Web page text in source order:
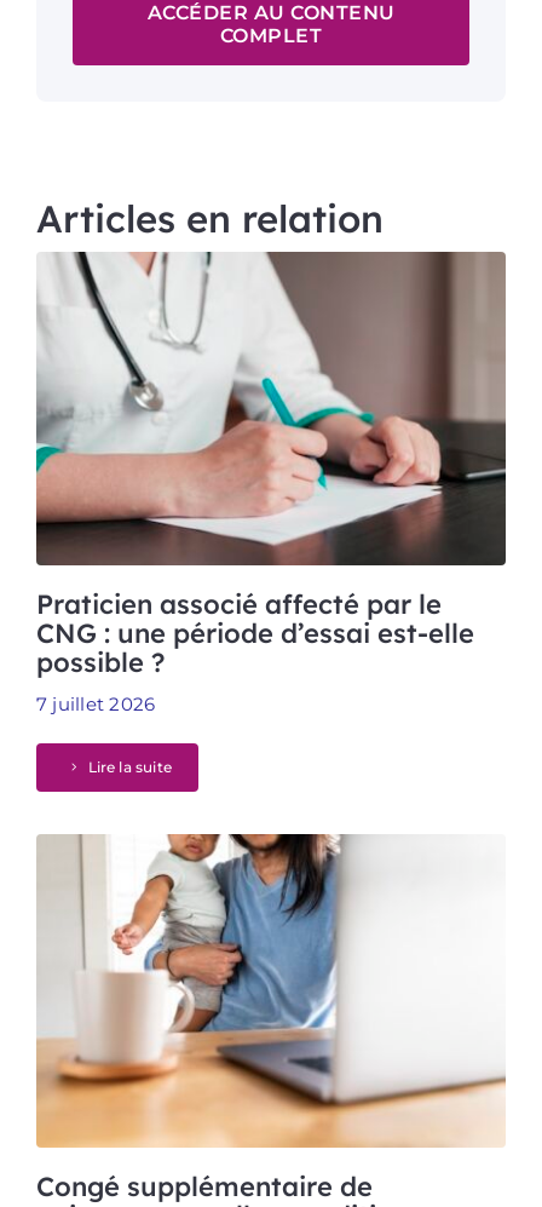
ACCÉDER AU CONTENU
COMPLET
Articles en relation
Praticien associé affecté par le
CNG : une période d’essai est-elle
possible ?
7 juillet 2026
Lire la suite
Congé supplémentaire de